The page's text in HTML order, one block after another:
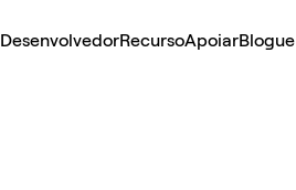
DesenvolvedorRecursoApoiarBlogue